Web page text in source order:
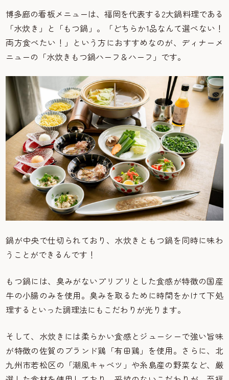
博多廊の看板メニューは、福岡を代表する2大鍋料理である
「水炊き」と「もつ鍋」。「どちらか1品なんて選べない！
両方食べたい！」という方におすすめなのが、ディナーメ
ニューの「水炊きもつ鍋ハーフ＆ハーフ」です。
鍋が中央で仕切られており、水炊きともつ鍋を同時に味わ
うことができるんです！
もつ鍋には、臭みがないプリプリとした食感が特徴の国産
牛の小腸のみを使用。臭みを取るために時間をかけて下処
理するといった調理法にもこだわりが光ります。
そして、水炊きには柔らかい食感とジューシーで強い旨味
が特徴の佐賀のブランド鶏「有田鶏」を使用。さらに、北
九州市若松区の「潮風キャベツ」や糸島産の野菜など、厳